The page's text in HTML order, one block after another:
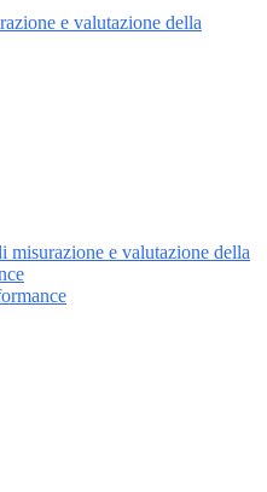
e valutazione della
misurazione e valutazione della